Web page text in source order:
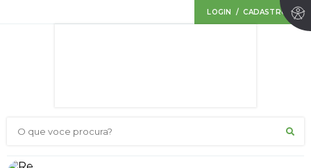
LOGIN / CADASTRO
O que voce procura?